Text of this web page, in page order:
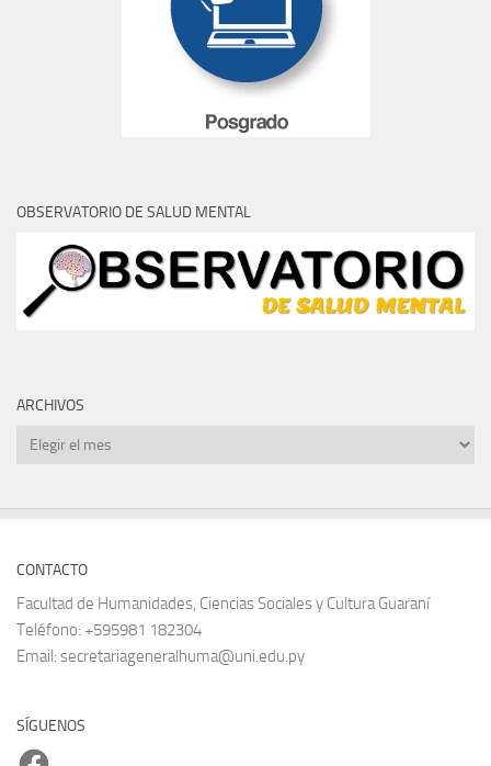
OBSERVATORIO DE SALUD MENTAL
ARCHIVOS
Archivos
CONTACTO
Facultad de Humanidades, Ciencias Sociales y Cultura Guaraní
Teléfono: +595981 182304
Email: secretariageneralhuma@uni.edu.py
SÍGUENOS
Facebook